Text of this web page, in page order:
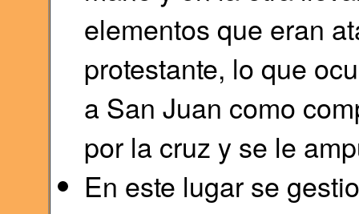
elementos que eran
protestante, lo que
a San Juan como
por la cruz y se le
En este lugar se